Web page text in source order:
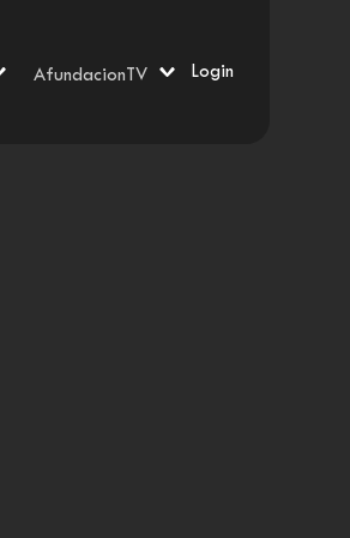
AfundacionTV Login